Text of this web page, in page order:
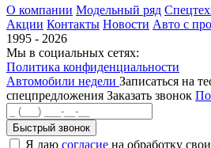
О компании Модельный ряд
Акции Контакты Новости Авто с
1995 - 2026
Мы в социальных сетях:
Политика конфиденциальности
Автомобили недели Записаться на
спецпредложения Заказать звонок
Быстрый звонок
Я даю согласие на обработку